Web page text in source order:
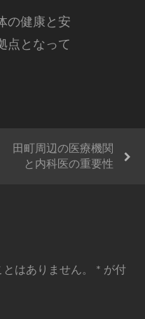
の健康と安
点となって
田町周辺の医療機関
と内科医の重要性
はありません。 * が付